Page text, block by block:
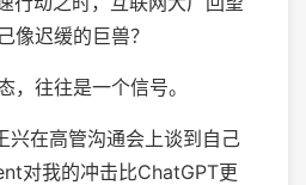
像迟缓的巨兽？
，往往是一个信号。
兴在高管沟通会上谈到自己
对我的冲击比ChatGPT更